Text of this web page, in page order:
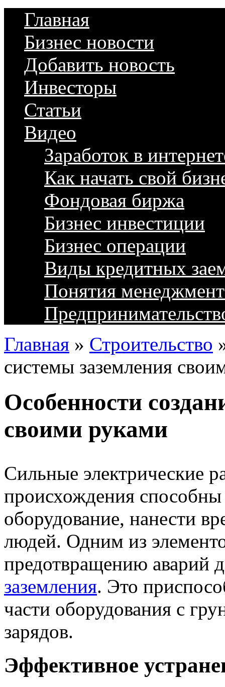
Главная
Бизнес новости
Добавить новость
Инвесторы
Статьи
Видео
Заработок в
Как начать свой
Фондовая биржа
Бизнес инвестиции
Бизнес операции
Виды кредитных
Понятия
Главная » Строительство
системы заземления
Особенности
своими руками
Сильные электрические
происхождения
оборудование, нанести
людей. Одним из
предотвращению аварий
заземления. Это
части оборудования с
зарядов.
Эффективное